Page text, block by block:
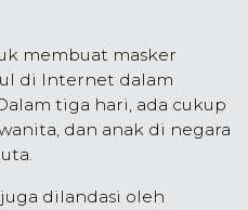
membuat masker
di Internet dalam
tiga hari, ada cukup
dan anak di negara
dilandasi oleh